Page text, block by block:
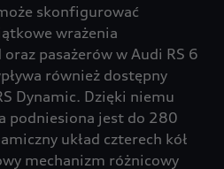
skonfigurować
wrażenia
pasażerów w Audi RS 6
również dostępny
Dynamic. Dzięki niemu
podniesiona jest do 280
układ czterech kół
mechanizm różnicowy